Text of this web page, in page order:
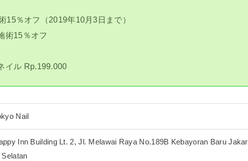
％オフ（2019年10月3日まで）
術15％オフ
イル Rp.199.000
Nail
Inn Building Lt. 2, Jl. Melawai Raya No.189B Kebayoran Baru Jakar
Selatan